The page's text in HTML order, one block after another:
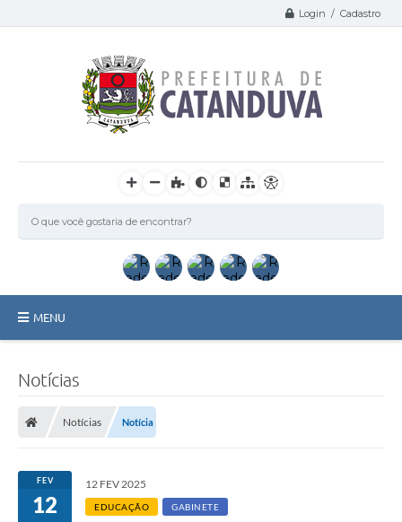
Login / Cadastro
MENU
Licitações / PCA
Transparência
Notícias
Notícias Notícia
FEV
12
12 FEV 2025
EDUCAÇÃO GABINETE